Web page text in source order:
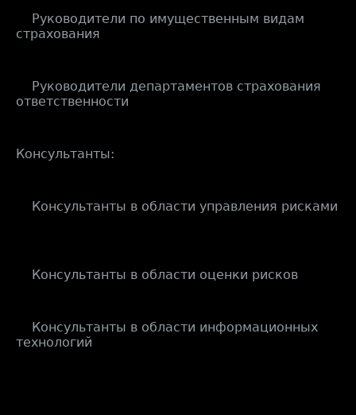
Руководители по имущественным видам
страхования
Руководители департаментов страхования
ответственности
Консультанты:
Консультанты в области управления рисками
Консультанты в области оценки рисков
Консультанты в области информационных
технологий